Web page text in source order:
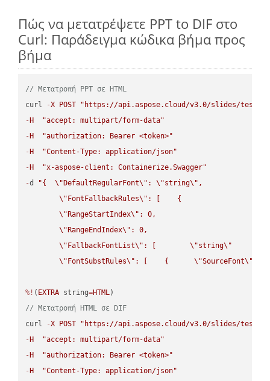
Πώς να μετατρέψετε PPT to DIF στο
Curl: Παράδειγμα κώδικα βήμα προς
βήμα
// Μετατροπή PPT σε HTML
curl
-X POST
"https://api.aspose.cloud/v3.0/slides/test-
- H
"accept: multipart/form-data"
- H
"authorization: Bearer <token>"
- H
"Content-Type: application/json"
- H
"x-aspose-client: Containerize.Swagger"
-d "{ \" DefaultRegularFont\" : \"string\" ,
\" FontFallbackRules\" : [    {
\" RangeStartIndex\" : 0,
\" RangeEndIndex\" : 0,
\" FallbackFontList\" : [ \"string\"
\" FontSubstRules\" : [    { \"SourceFont\"
%! ( EXTRA string=HTML
// Μετατροπή HTML σε DIF
curl
-X POST
"https://api.aspose.cloud/v3.0/slides/test-
- H
"accept: multipart/form-data"
- H
"authorization: Bearer <token>"
- H
"Content-Type: application/json"